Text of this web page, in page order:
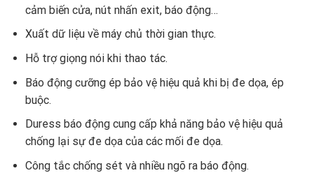
cảm biến cửa, nút nhấn exit, báo động…
Xuất dữ liệu về máy chủ thời gian thực.
Hỗ trợ giọng nói khi thao tác.
Báo động cưỡng ép bảo vệ hiệu quả khi bị đe dọa, ép
buộc.
Duress báo động cung cấp khả năng bảo vệ hiệu quả
chống lại sự đe dọa của các mối đe dọa.
Công tắc chống sét và nhiều ngõ ra báo động.